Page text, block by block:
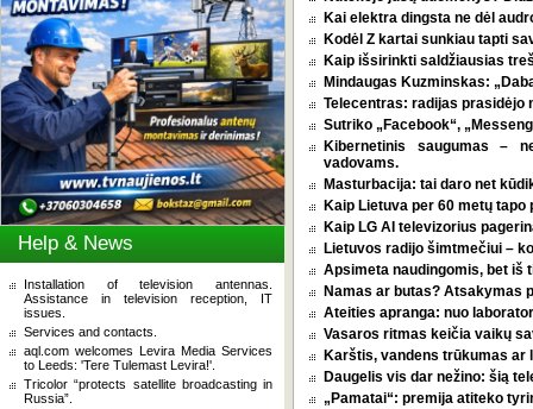
Help & News
Installation of television antennas.
Assistance in television reception, IT
issues.
Services and contacts.
aql.com welcomes Levira Media Services
to Leeds: 'Tere Tulemast Levira!'.
Tricolor “protects satellite broadcasting in
Russia”.
Kai elektra dingsta ne dėl
Kodėl Z kartai sunkiau tapti
Kaip išsirinkti saldžiausias
Mindaugas Kuzminskas:
Telecentras: radijas prasidėjo
Sutriko „Facebook“,
Kibernetinis saugumas –
vadovams.
Masturbacija: tai daro net
Kaip Lietuva per 60 metų
Kaip LG AI televizorius
Lietuvos radijo šimtmečiui –
Apsimeta naudingomis, bet iš
Namas ar butas? Atsakymas
Ateities apranga: nuo
Vasaros ritmas keičia vaikų
Karštis, vandens trūkumas ar
Daugelis vis dar nežino: šią
„Pamatai“: premija atiteko